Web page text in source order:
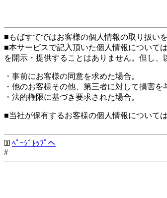
■もばすてではお客様の個人情報の取り扱い
■本サービスで記入頂いた個人情報について
を開示・提供することはありません。但し、
・事前にお客様の同意を求めた場合。
・他のお客様その他、第三者に対して損害
・法的権限に基づき要求された場合。
■当社が保有するお客様の個人情報について
ﾍﾟｰｼﾞﾄｯﾌﾟへ
#